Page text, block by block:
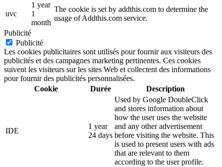
uvc
1 year
1
month
The cookie is set by addthis.com to determine the
usage of Addthis.com service.
Publicité
Publicité
Les cookies publicitaires sont utilisés pour fournir aux visiteurs des
publicités et des campagnes marketing pertinentes. Ces cookies
suivent les visiteurs sur les sites Web et collectent des informations
pour fournir des publicités personnalisées.
Cookie
Durée Description
IDE
1 year
24 days
Used by Google DoubleClick
and stores information about
how the user uses the website
and any other advertisement
before visiting the website. This
is used to present users with ads
that are relevant to them
according to the user profile.